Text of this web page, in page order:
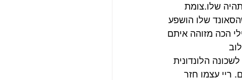
שלו.צומת
שלו הושפע
הכה מזוהה איתם
הלונדונית
ריי עצמו חזר